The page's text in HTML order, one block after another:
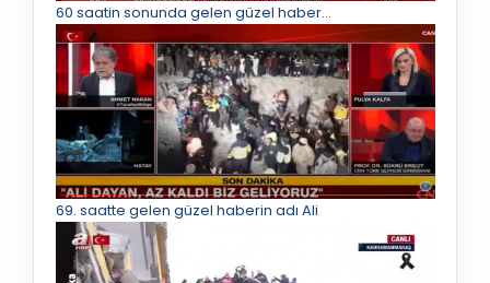
60 saatin sonunda gelen güzel haber...
69. saatte gelen güzel haberin adı Ali